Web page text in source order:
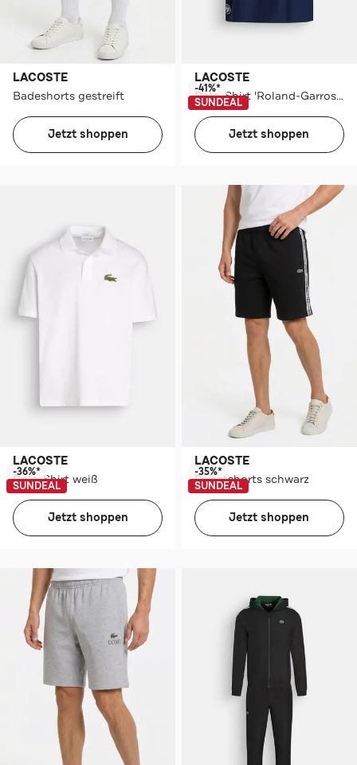
LACOSTE
Badeshorts gestreift
Jetzt shoppen
LACOSTE
Polo-Shirt 'Roland-Garros' nachtblau
-41%*
SUNDEAL
Jetzt shoppen
LACOSTE
Polo-Shirt weiß
-36%*
SUNDEAL
Jetzt shoppen
LACOSTE
Sweatshorts schwarz
-35%*
SUNDEAL
Jetzt shoppen